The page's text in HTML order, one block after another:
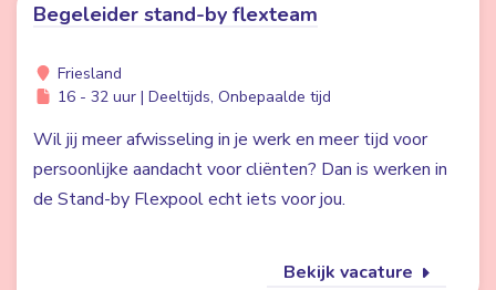
Begeleider stand-by flexteam
Friesland
16 - 32 uur | Deeltijds, Onbepaalde tijd
Wil jij meer afwisseling in je werk en meer tijd voor
persoonlijke aandacht voor cliënten? Dan is werken in
de Stand-by Flexpool echt iets voor jou.
Bekijk vacature